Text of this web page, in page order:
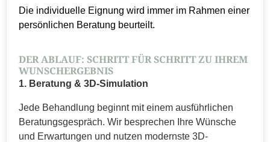
Die individuelle Eignung wird immer im Rahmen einer
persönlichen Beratung beurteilt.
DER ABLAUF: SCHRITT FÜR SCHRITT ZU IHREM
WUNSCHERGEBNIS
1. Beratung & 3D-Simulation
Jede Behandlung beginnt mit einem ausführlichen
Beratungsgespräch. Wir besprechen Ihre Wünsche
und Erwartungen und nutzen modernste 3D-